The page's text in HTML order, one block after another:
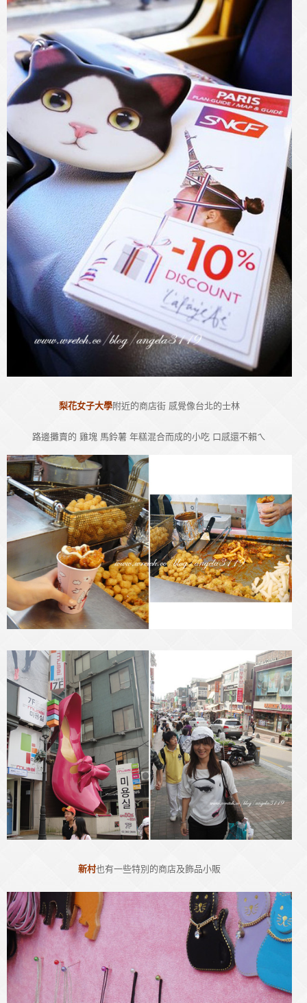
梨花女子大學附近的商店街 感覺像台北的士林
路邊攤賣的 雞塊 馬鈴薯 年糕混合而成的小吃 口感還不賴ㄟ
新村也有一些特別的商店及飾品小販